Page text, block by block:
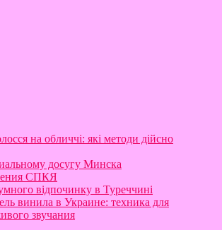
на обличчі: які методи дійсно
досугу Минска
СПКЯ
відпочинку в Туреччині
винила в Украине: техника для
звучания